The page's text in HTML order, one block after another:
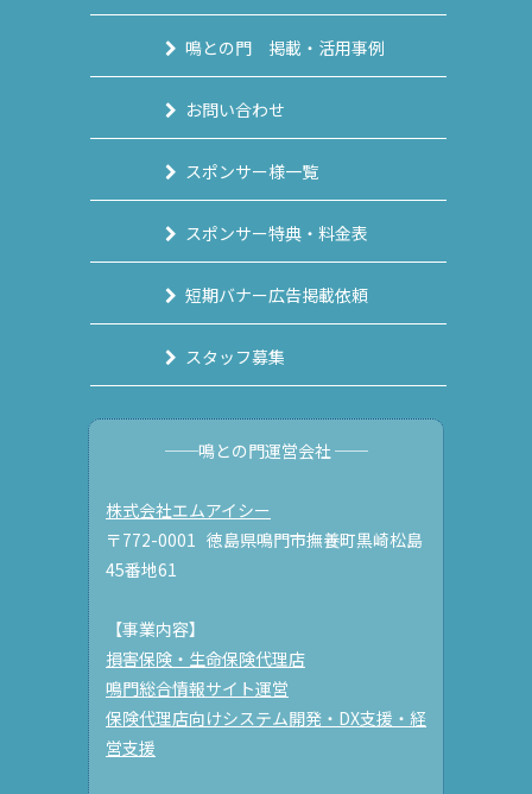
鳴との門 掲載・活用事例
お問い合わせ
スポンサー様一覧
スポンサー特典・料金表
短期バナー広告掲載依頼
スタッフ募集
──鳴との門運営会社 ──
株式会社エムアイシー
〒772-0001 徳島県鳴門市撫養町黒崎松島
45番地61
【事業内容】
損害保険・生命保険代理店
鳴門総合情報サイト運営
保険代理店向けシステム開発・DX支援・経
営支援